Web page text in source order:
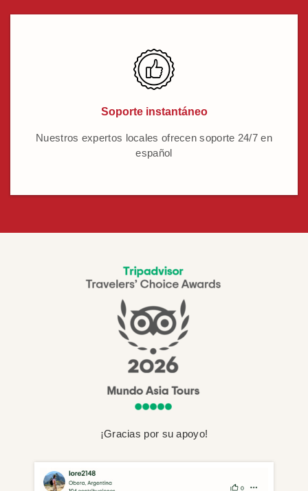
Soporte instantáneo
Nuestros expertos locales ofrecen soporte 24/7 en
español
¡Gracias por su apoyo!